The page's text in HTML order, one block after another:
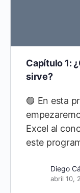
Capítulo 1:
sirve?
🟣 En esta
Excel al
este
Diego
abril 10,